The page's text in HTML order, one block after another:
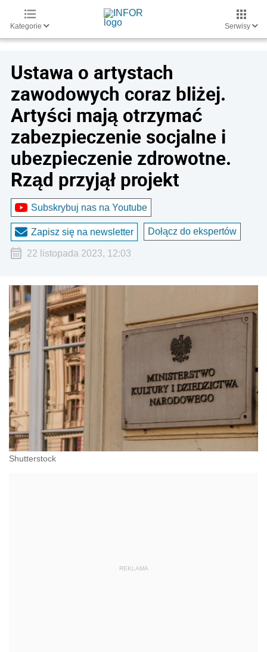
Kategorie Serwisy
Ustawa o artystach
zawodowych coraz bliżej.
Artyści mają otrzymać
zabezpieczenie socjalne i
ubezpieczenie zdrowotne.
Rząd przyjął projekt
Subskrybuj nas na Youtube
Zapisz się na newsletter Dołącz do ekspertów
22 listopada 2023, 12:03
Shutterstock